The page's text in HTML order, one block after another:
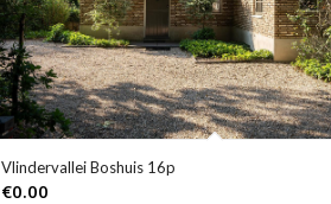
Vlindervallei Boshuis 16p
€0.00